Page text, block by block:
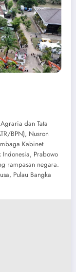
dan Tata
BPN), Nusron
Kabinet
Prabowo
rampasan negara.
Pulau Bangka